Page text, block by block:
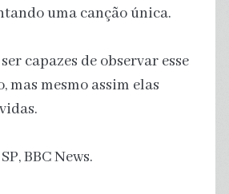
uma canção única.
capazes de observar esse
mas mesmo assim elas
BBC News.